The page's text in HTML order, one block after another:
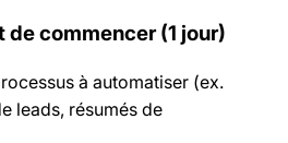
commencer (1 jour)
à automatiser (ex.
leads, résumés de